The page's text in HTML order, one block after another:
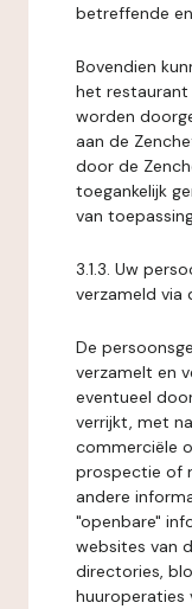
betreffende
Bovendien
het restaurant
worden
aan de
door de
toegankelijk
van
3.1.3. Uw
verzameld via
De
verzamelt en
eventueel
verrijkt, met
commerciële
prospectie of
andere
"openbare"
websites van
directories,
huuroperaties